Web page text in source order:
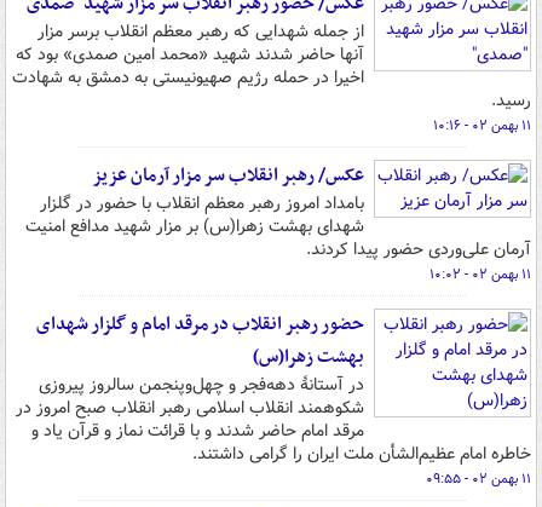
از جمله شهدایی که رهبر معظم انقلاب برسر مزار
آنها حاضر شدند شهید «محمد امین صمدی» بود که
اخیرا در حمله رژیم صهیونیستی به دمشق به شهادت
رسید.
۱۱ بهمن ۰۲ - ۱۰:۱۶
عکس/ رهبر انقلاب سر مزار آرمان عزیز
بامداد امروز رهبر معظم انقلاب با حضور در گلزار
شهدای بهشت زهرا(س) بر مزار شهید مدافع امنیت
آرمان علی‌وردی حضور پیدا کردند.
۱۱ بهمن ۰۲ - ۱۰:۰۲
حضور رهبر انقلاب در مرقد امام و گلزار شهدای
بهشت زهرا(س)
در آستانۀ دهه‌فجر و چهل‌وپنجمن سالروز پیروزی
شکوهمند انقلاب اسلامی رهبر انقلاب صبح امروز در
مرقد امام حاضر شدند و با قرائت نماز و قرآن یاد و
خاطره امام عظیم‌الشأن ملت ایران را گرامی داشتند.
۱۱ بهمن ۰۲ - ۰۹:۵۵